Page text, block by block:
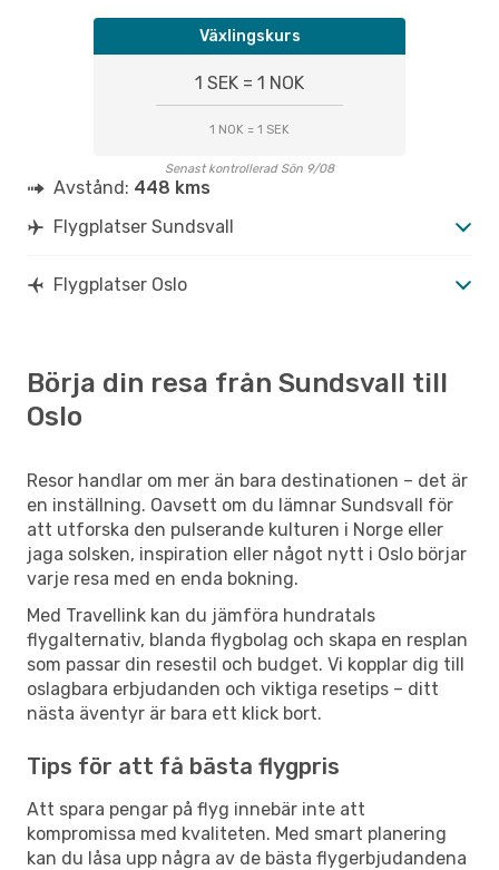
Växlingskurs
1 SEK = 1 NOK
1 NOK = 1 SEK
Senast kontrollerad Sön 9/08
Avstånd: 448 kms
Flygplatser Sundsvall
Flygplatser Oslo
Börja din resa från Sundsvall till
Oslo
Resor handlar om mer än bara destinationen – det är
en inställning. Oavsett om du lämnar Sundsvall för
att utforska den pulserande kulturen i Norge eller
jaga solsken, inspiration eller något nytt i Oslo börjar
varje resa med en enda bokning.
Med Travellink kan du jämföra hundratals
flygalternativ, blanda flygbolag och skapa en resplan
som passar din resestil och budget. Vi kopplar dig till
oslagbara erbjudanden och viktiga resetips – ditt
nästa äventyr är bara ett klick bort.
Tips för att få bästa flygpris
Att spara pengar på flyg innebär inte att
kompromissa med kvaliteten. Med smart planering
kan du låsa upp några av de bästa flygerbjudandena